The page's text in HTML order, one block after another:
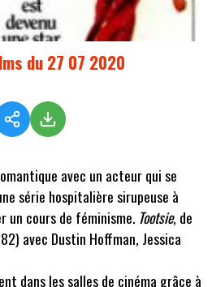
du 27 07 2020
avec un acteur qui se
série hospitalière sirupeuse à
un cours de féminisme. Tootsie, de
avec Dustin Hoffman, Jessica
dans les salles de cinéma grâce à